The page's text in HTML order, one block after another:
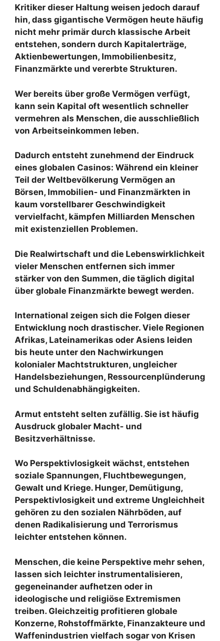
Kritiker dieser Haltung weisen jedoch darauf
hin, dass gigantische Vermögen heute häufig
nicht mehr primär durch klassische Arbeit
entstehen, sondern durch Kapitalerträge,
Aktienbewertungen, Immobilienbesitz,
Finanzmärkte und vererbte Strukturen.
Wer bereits über große Vermögen verfügt,
kann sein Kapital oft wesentlich schneller
vermehren als Menschen, die ausschließlich
von Arbeitseinkommen leben.
Dadurch entsteht zunehmend der Eindruck
eines globalen Casinos: Während ein kleiner
Teil der Weltbevölkerung Vermögen an
Börsen, Immobilien- und Finanzmärkten in
kaum vorstellbarer Geschwindigkeit
vervielfacht, kämpfen Milliarden Menschen
mit existenziellen Problemen.
Die Realwirtschaft und die Lebenswirklichkeit
vieler Menschen entfernen sich immer
stärker von den Summen, die täglich digital
über globale Finanzmärkte bewegt werden.
International zeigen sich die Folgen dieser
Entwicklung noch drastischer. Viele Regionen
Afrikas, Lateinamerikas oder Asiens leiden
bis heute unter den Nachwirkungen
kolonialer Machtstrukturen, ungleicher
Handelsbeziehungen, Ressourcenplünderung
und Schuldenabhängigkeiten.
Armut entsteht selten zufällig. Sie ist häufig
Ausdruck globaler Macht- und
Besitzverhältnisse.
Wo Perspektivlosigkeit wächst, entstehen
soziale Spannungen, Fluchtbewegungen,
Gewalt und Kriege. Hunger, Demütigung,
Perspektivlosigkeit und extreme Ungleichheit
gehören zu den sozialen Nährböden, auf
denen Radikalisierung und Terrorismus
leichter entstehen können.
Menschen, die keine Perspektive mehr sehen,
lassen sich leichter instrumentalisieren,
gegeneinander aufhetzen oder in
ideologische und religiöse Extremismen
treiben. Gleichzeitig profitieren globale
Konzerne, Rohstoffmärkte, Finanzakteure und
Waffenindustrien vielfach sogar von Krisen